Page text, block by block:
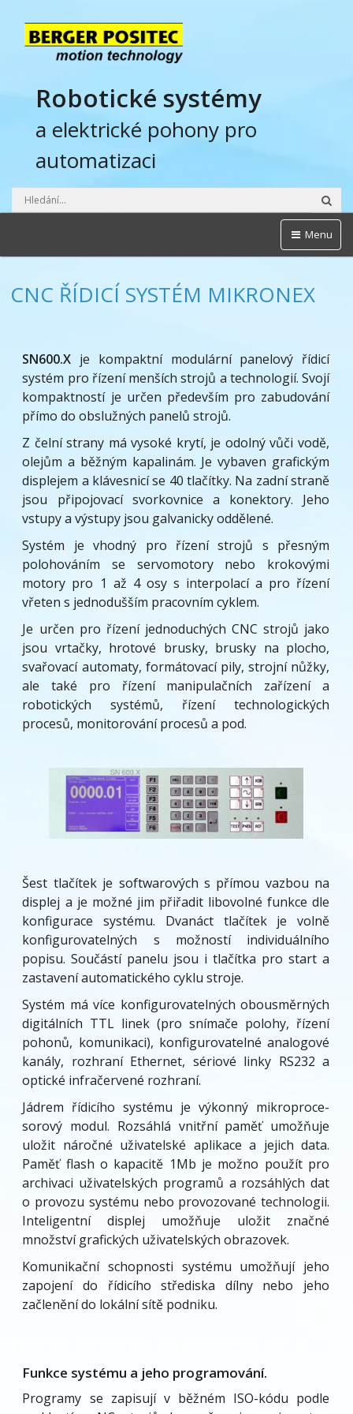
Robotické systémy
a elektrické pohony pro
automatizaci
Menu
CNC ŘÍDICÍ SYSTÉM MIKRONEX
SN600.X je kompaktní modulární panelový řídicí
systém pro řízení menších strojů a technologií. Svojí
kompaktností je určen především pro zabudování
přímo do obslužných panelů strojů.
Z čelní strany má vysoké krytí, je odolný vůči vodě,
olejům a běžným kapalinám. Je vybaven grafickým
displejem a klávesnicí se 40 tlačítky. Na zadní straně
jsou připojovací svorkovnice a konektory. Jeho
vstupy a výstupy jsou galvanicky oddělené.
Systém je vhodný pro řízení strojů s přesným
polohováním se servomotory nebo krokovými
motory pro 1 až 4 osy s interpolací a pro řízení
vřeten s jednodušším pracovním cyklem.
Je určen pro řízení jednoduchých CNC strojů jako
jsou vrtačky, hrotové brusky, brusky na plocho,
svařovací automaty, formátovací pily, strojní nůžky,
ale také pro řízení manipulačních zařízení a
robotických systémů, řízení technologických
procesů, monitorování procesů a pod.
Šest tlačítek je softwarových s přímou vazbou na
displej a je možné jim přiřadit libovolné funkce dle
konfigurace systému. Dvanáct tlačítek je volně
konfigurovatelných s možností individuálního
popisu. Součástí panelu jsou i tlačítka pro start a
zastavení automatického cyklu stroje.
Systém má více konfigurovatelných obousměrných
digitálních TTL linek (pro snímače polohy, řízení
pohonů, komunikaci), konfigurovatelné analogové
kanály, rozhraní Ethernet, sériové linky RS232 a
optické infračervené rozhraní.
Jádrem řídicího systému je výkonný mikroproce-
sorový modul. Rozsáhlá vnitřní paměť umožňuje
uložit náročné uživatelské aplikace a jejich data.
Paměť flash o kapacitě 1Mb je možno použít pro
archivaci uživatelských programů a rozsáhlých dat
o provozu systému nebo provozované technologii.
Inteligentní displej umožňuje uložit značné
množství grafických uživatelských obrazovek.
Komunikační schopnosti systému umožňují jeho
zapojení do řídicího střediska dílny nebo jeho
začlenění do lokální sítě podniku.
Funkce systému a jeho programování.
Programy se zapisují v běžném ISO-kódu podle